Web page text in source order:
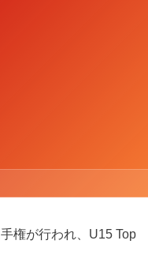
権が行われ、U15 Top